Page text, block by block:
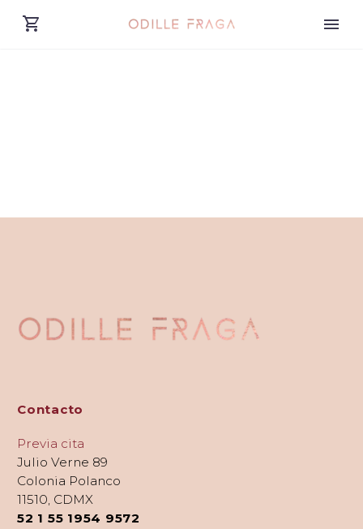
Contacto
Previa cita
Julio Verne 89
Colonia Polanco
11510, CDMX
52 1 55 1954 9572